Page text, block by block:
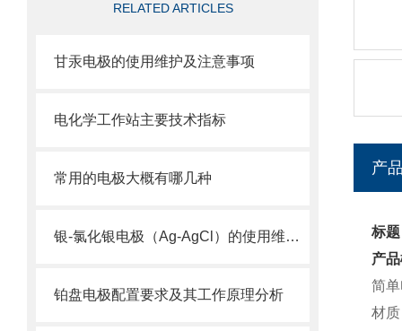
RELATED ARTICLES
甘汞电极的使用维护及注意事项
电化学工作站主要技术指标
常用的电极大概有哪几种
银-氯化银电极（Ag-AgCl）的使用维护及注意事项
铂盘电极配置要求及其工作原理分析
产
标
产
简
材